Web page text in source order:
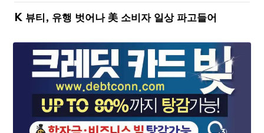
K 뷰티, 유행 벗어나 美 소비자 일상 파고들어